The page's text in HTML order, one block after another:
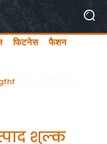
फिटनेस फैशन
शुल्क